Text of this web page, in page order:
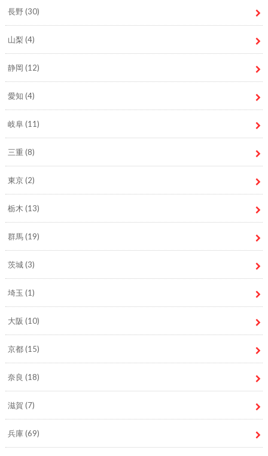
長野(30)
山梨 (4)
静岡 (12)
愛知 (4)
岐阜(11)
三重 (8)
東京(2)
栃木 (13)
群馬(19)
茨城(3)
埼玉 (1)
大阪 (10)
京都(15)
奈良 (18)
滋賀 (7)
兵庫(69)